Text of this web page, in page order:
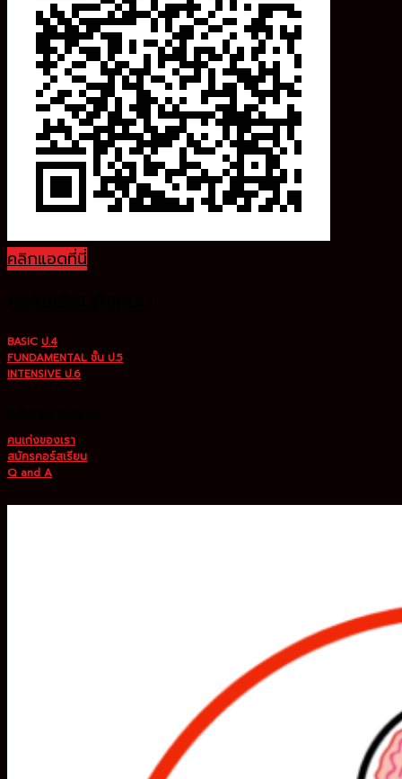
คลิกแอดที่นี่
BASIC ป.4
FUNDAMENTAL ชั้น ป.5
INTENSIVE ป.6
คนเก่งของเรา
สมัครคอร์สเรียน
Q and A